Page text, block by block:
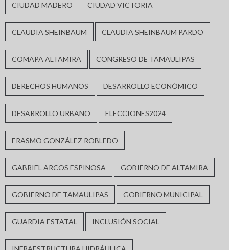
CIUDAD MADERO CIUDAD VICTORIA
CLAUDIA SHEINBAUM CLAUDIA SHEINBAUM PARDO
COMAPA ALTAMIRA CONGRESO DE TAMAULIPAS
DERECHOS HUMANOS DESARROLLO ECONÓMICO
DESARROLLO URBANO ELECCIONES2024
ERASMO GONZÁLEZ ROBLEDO
GABRIEL ARCOS ESPINOSA GOBIERNO DE ALTAMIRA
GOBIERNO DE TAMAULIPAS GOBIERNO MUNICIPAL
GUARDIA ESTATAL INCLUSIÓN SOCIAL